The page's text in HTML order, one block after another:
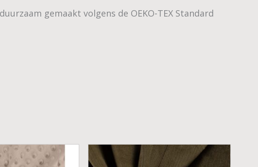
gemaakt volgens de OEKO-TEX Standard